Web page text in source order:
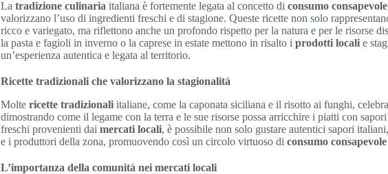
La tradizione culinaria italiana è fortemente legata al concetto di consumo consapevole
valorizzano l’uso di ingredienti freschi e di stagione. Queste ricette non solo
ricco e variegato, ma riflettono anche un profondo rispetto per la natura e per le risorse
la pasta e fagioli in inverno o la caprese in estate mettono in risalto i prodotti locali e
un’esperienza autentica e legata al territorio.
Ricette tradizionali che valorizzano la stagionalità
Molte ricette tradizionali italiane, come la caponata siciliana e il risotto ai funghi,
dimostrando come il legame con la terra e le sue risorse possa arricchire i piatti con
freschi provenienti dai mercati locali, è possibile non solo gustare autentici sapori
e i produttori della zona, promuovendo così un circolo virtuoso di consumo consapevole
L’importanza della comunità nei mercati locali